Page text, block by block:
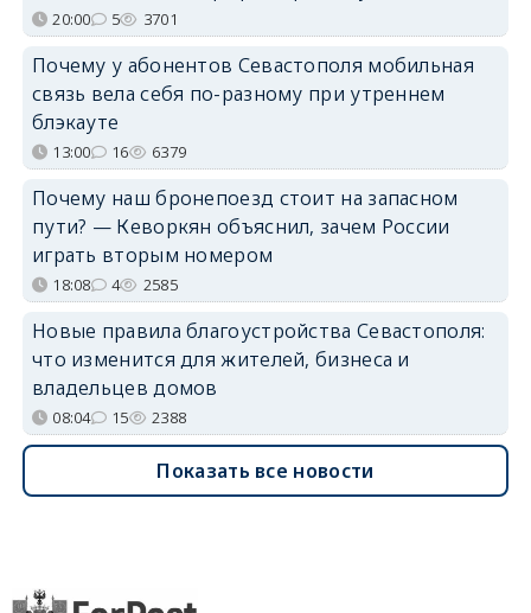
20:00 5 3701
Почему у абонентов Севастополя мобильная
связь вела себя по-разному при утреннем
блэкауте
13:00 16 6379
Почему наш бронепоезд стоит на запасном
пути? — Кеворкян объяснил, зачем России
играть вторым номером
18:08 4 2585
Новые правила благоустройства Севастополя:
что изменится для жителей, бизнеса и
владельцев домов
08:04 15 2388
Показать все новости